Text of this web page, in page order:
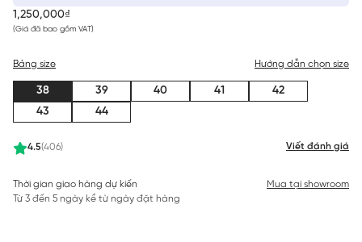
1,250,000₫
(Giá đã bao gồm VAT)
4.5(406) Viết đánh giá
Bảng size Hướng dẫn chọn size
38 39 40 41
42
43
44
Thời gian giao hàng dự kiến
Từ 3 đến 5 ngày kể từ ngày đặt hàng
Mua tại showroom